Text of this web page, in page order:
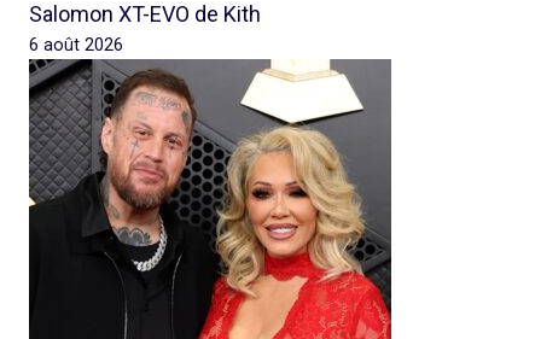
Salomon XT-EVO de Kith
6 août 2026